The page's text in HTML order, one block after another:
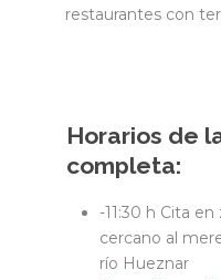
restaurantes con
Horarios de
completa:
-11:30 h Cita
cercano al
río Hueznar